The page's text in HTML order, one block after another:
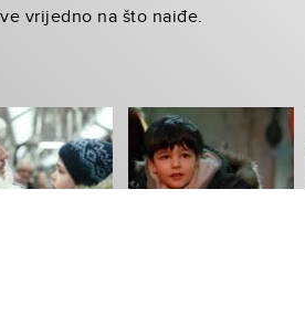
vrijedno na što naiđe.